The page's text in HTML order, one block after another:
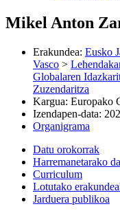
Mikel Anton
Erakundea: Eusko
Vasco >
Globalaren
Zuzendaritza
Kargua: Europako
Izendapen-data:
Organigrama
Datu orokorrak
Harremanetarako
Curriculum
Lotutako
Jarduera publikoa